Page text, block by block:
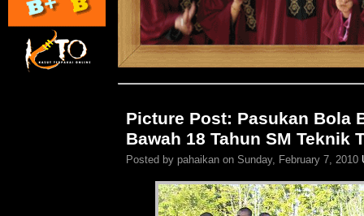
Picture Post: Pasukan Bola
Bawah 18 Tahun SM Teknik
Posted by pahaikan on Sunday, February 7, 2010